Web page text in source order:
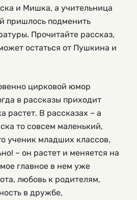
и Мишка, а учительница
пришлось подменить
Прочитайте рассказ,
остаться от Пушкина и
цирковой юмор
в рассказы приходит
растет. В рассказах – а
то совсем маленький,
ученик младших классов,
– он растет и меняется на
главное в нем уже
любовь к родителям,
в дружбе,